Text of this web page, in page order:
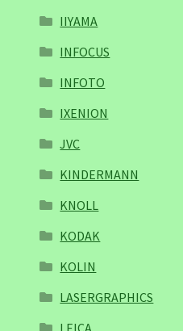
IIYAMA
INFOCUS
INFOTO
IXENION
JVC
KINDERMANN
KNOLL
KODAK
KOLIN
LASERGRAPHICS